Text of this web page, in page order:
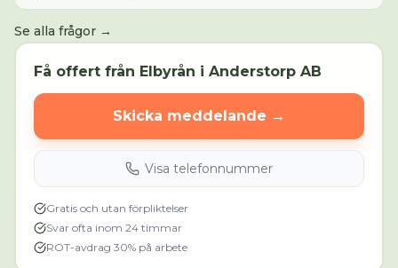
Se alla frågor →
Få offert från Elbyrån i Anderstorp AB
Skicka meddelande →
Visa telefonnummer
Gratis och utan förpliktelser
Svar ofta inom 24 timmar
ROT-avdrag 30% på arbete